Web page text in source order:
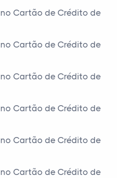
Cartão de Crédito de
Cartão de Crédito de
Cartão de Crédito de
Cartão de Crédito de
Cartão de Crédito de
Cartão de Crédito de